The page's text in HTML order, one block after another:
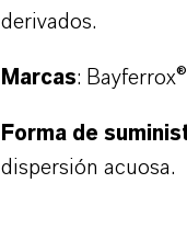
derivados.
Marcas:
Forma de
dispersión acuosa.